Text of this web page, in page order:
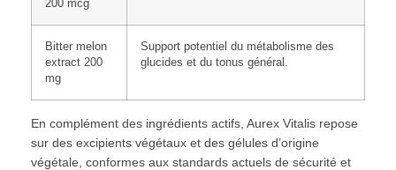
200 mcg
Bitter melon
extract 200
mg
Support potentiel du métabolisme des
glucides et du tonus général.
En complément des ingrédients actifs, Aurex Vitalis repose
sur des excipients végétaux et des gélules d’origine
végétale, conformes aux standards actuels de sécurité et